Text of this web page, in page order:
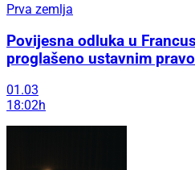
Prva zemlja
Povijesna odluka u
proglašeno ustavnim
01.03
18:02h